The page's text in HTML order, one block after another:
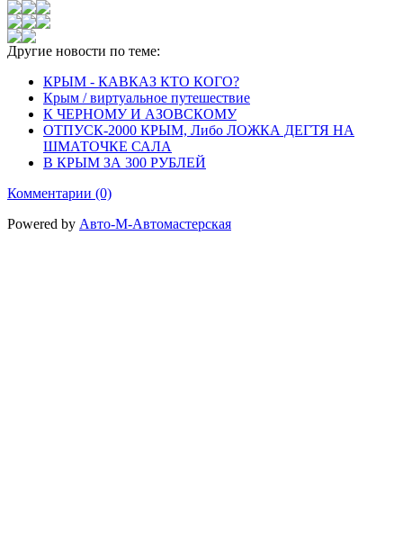
Другие новости по теме:
КРЫМ - КАВКАЗ КТО КОГО?
Крым / виртуальное путешествие
К ЧЕРНОМУ И АЗОВСКОМУ
ОТПУСК-2000 КРЫМ, Либо ЛОЖКА ДЕГТЯ НА
ШМАТОЧКЕ САЛА
В КРЫМ ЗА 300 РУБЛЕЙ
Комментарии (0)
Powered by Авто-М-Автомастерская